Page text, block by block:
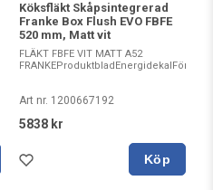
Köksfläkt Skåpsintegrerad
Franke Box Flush EVO FBFE
520 mm, Matt vit
FLÄKT FBFE VIT MATT A52
Art nr. 1200667192
5838 kr
Köp